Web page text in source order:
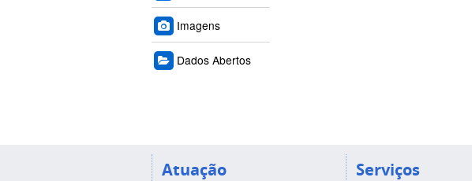
Imagens
Dados Abertos
Atuação Serviços